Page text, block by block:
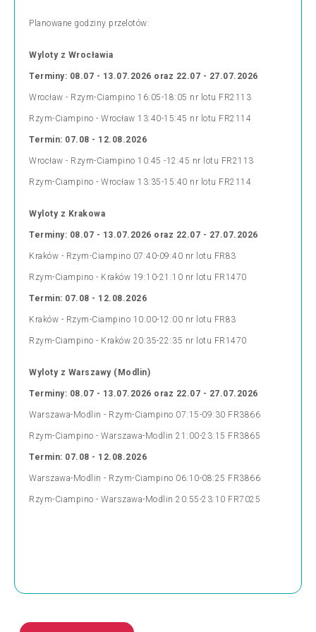
Planowane godziny przelotów:
Wyloty z Wrocławia
Terminy: 08.07 - 13.07.2026 oraz 22.07 - 27.07.2026
Wrocław - Rzym-Ciampino 16:05-18:05 nr lotu FR2113
Rzym-Ciampino - Wrocław 13:40-15:45 nr lotu FR2114
Termin: 07.08 - 12.08.2026
Wrocław - Rzym-Ciampino 10:45 -12:45 nr lotu FR2113
Rzym-Ciampino - Wrocław 13:35-15:40 nr lotu FR2114
Wyloty z Krakowa
Terminy: 08.07 - 13.07.2026 oraz 22.07 - 27.07.2026
Kraków - Rzym-Ciampino 07:40-09:40 nr lotu FR83
Rzym-Ciampino - Kraków 19:10-21:10 nr lotu FR1470
Termin: 07.08 - 12.08.2026
Kraków - Rzym-Ciampino 10:00-12:00 nr lotu FR83
Rzym-Ciampino - Kraków 20:35-22:35 nr lotu FR1470
Wyloty z Warszawy (Modlin)
Terminy: 08.07 - 13.07.2026 oraz 22.07 - 27.07.2026
Warszawa-Modlin - Rzym-Ciampino 07:15-09:30 FR3866
Rzym-Ciampino - Warszawa-Modlin 21:00-23:15 FR3865
Termin: 07.08 - 12.08.2026
Warszawa-Modlin - Rzym-Ciampino 06:10-08:25 FR3866
Rzym-Ciampino - Warszawa-Modlin 20:55-23:10 FR7025